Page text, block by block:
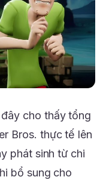
cho thấy tổng
Bros. thực tế lên
phát sinh từ chi
bổ sung cho